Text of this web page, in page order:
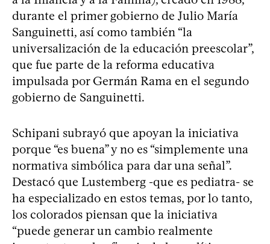
durante el primer gobierno de Julio María
Sanguinetti, así como también “la
universalización de la educación preescolar”,
que fue parte de la reforma educativa
impulsada por Germán Rama en el segundo
gobierno de Sanguinetti.
Schipani subrayó que apoyan la iniciativa
porque “es buena” y no es “simplemente una
normativa simbólica para dar una señal”.
Destacó que Lustemberg -que es pediatra- se
ha especializado en estos temas, por lo tanto,
los colorados piensan que la iniciativa
“puede generar un cambio realmente